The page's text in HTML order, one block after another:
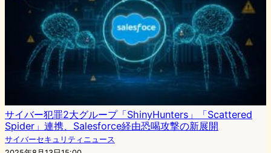
サイバー犯罪2大グループ「ShinyHunters」「Scattered
Spider」連携、Salesforce経由恐喝攻撃の新展開
サイバーセキュリティニュース